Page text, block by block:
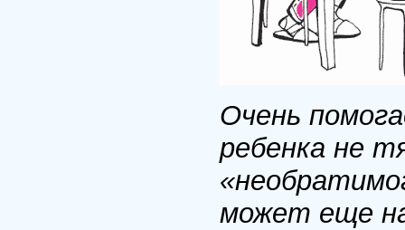
Очень
ребенка не
может еще